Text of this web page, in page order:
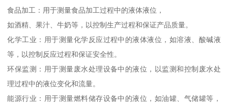
食品加工：用于测量食品加工过程中的液体液位，
如酒精、果汁、牛奶等，以控制生产过程和保证产品质量。
化学工业：用于测量化学反应过程中的液体液位，如溶液、酸碱液
等，以控制反应过程和保证安全性。
环保监测：用于测量废水处理设备中的液位，以监测和控制废水处
理过程中的液位变化和流量。
能源行业：用于测量燃料储存设备中的液位，如油罐、气储罐等，